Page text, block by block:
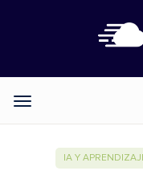
Categories
IA Y